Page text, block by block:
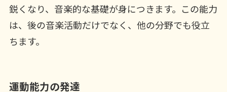
鋭くなり、音楽的な基礎が身につきます。この能力
は、後の音楽活動だけでなく、他の分野でも役立
ちます。
運動能力の発達